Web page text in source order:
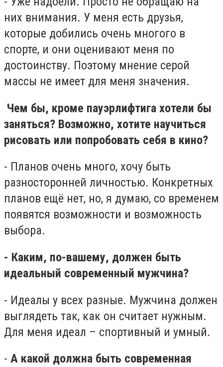
них внимания. У меня есть друзья,
которые добились очень многого в
спорте, и они оценивают меня по
достоинству. Поэтому мнение серой
массы не имеет для меня значения.
Чем бы, кроме пауэрлифтига хотели бы
заняться? Возможно, хотите научиться
рисовать или попробовать себя в кино?
- Планов очень много, хочу быть
разносторонней личностью. Конкретных
планов ещё нет, но, я думаю, со временем
появятся возможности и возможность
выбора.
- Каким, по-вашему, должен быть
идеальный современный мужчина?
- Идеалы у всех разные. Мужчина должен
выглядеть так, как он считает нужным.
Для меня идеал – спортивный и умный.
- А какой должна быть современная